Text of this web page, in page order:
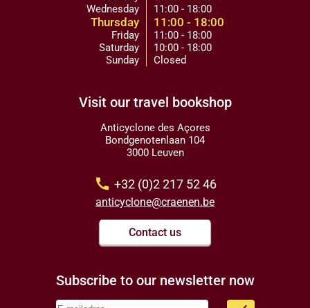
Wednesday
Thursday
Friday
Saturday
Sunday
11:00 - 18:00
11:00 - 18:00
11:00 - 18:00
10:00 - 18:00
Closed
Visit our travel bookshop
Anticyclone des Açores
Bondgenotenlaan 104
3000 Leuven
call +32 (0)2 217 52 46
anticyclone@craenen.be
Contact us
Subscribe to our newsletter now